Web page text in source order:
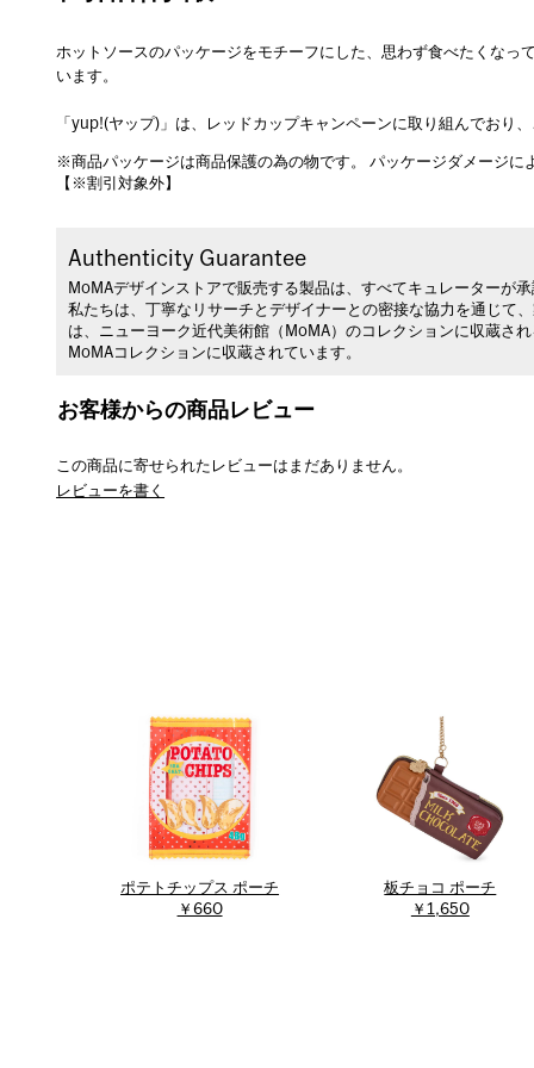
ホットソースのパッケージをモチーフにした、思わず食べたくなっ
います。
「yup!(ヤップ)」は、レッドカップキャンペーンに取り組んでおり
※商品パッケージは商品保護の為の物です。 パッケージダメージに
【※割引対象外】
Authenticity Guarantee
MoMAデザインストアで販売する製品は、すべてキュレーターが承
私たちは、丁寧なリサーチとデザイナーとの密接な協力を通じて
は、ニューヨーク近代美術館（MoMA）のコレクションに収蔵さ
MoMAコレクションに収蔵されています。
お客様からの商品レビュー
この商品に寄せられたレビューはまだありません。
レビューを書く
ポテトチップス ポーチ
￥660
板チョコ ポーチ
￥1,650